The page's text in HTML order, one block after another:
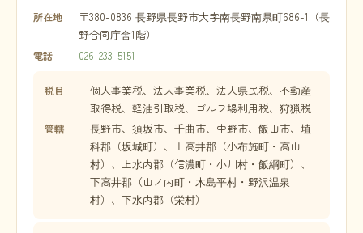
所在地
〒380-0836 長野県長野市大字南長野南県町686-1（長
野合同庁舎1階）
電話 026-233-5151
税目
個人事業税、法人事業税、法人県民税、不動産
取得税、軽油引取税、ゴルフ場利用税、狩猟税
管轄
長野市、須坂市、千曲市、中野市、飯山市、埴
科郡（坂城町）、上高井郡（小布施町・高山
村）、上水内郡（信濃町・小川村・飯綱町）、
下高井郡（山ノ内町・木島平村・野沢温泉
村）、下水内郡（栄村）